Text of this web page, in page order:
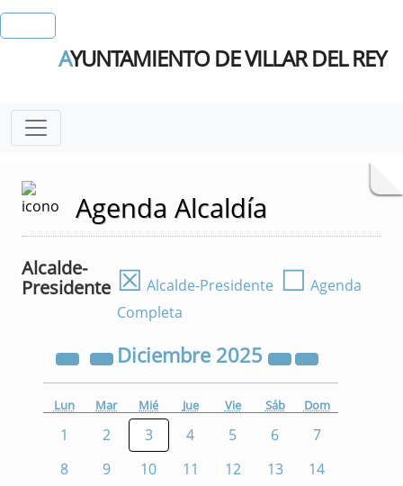
AYUNTAMIENTO DE VILLAR DEL REY
Agenda Alcaldía
Alcalde-
Presidente ☒ Alcalde-Presidente ☐ Agenda
Completa
Diciembre 2025
Lun Mar Mié Jue Vie Sáb Dom
1 2 3 4 5 6
7
8
9 10 11 12 13
14